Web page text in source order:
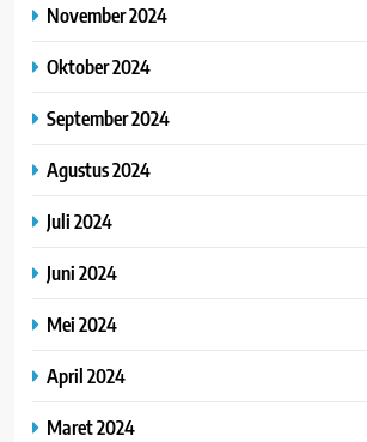
November 2024
Oktober 2024
September 2024
Agustus 2024
Juli 2024
Juni 2024
Mei 2024
April 2024
Maret 2024